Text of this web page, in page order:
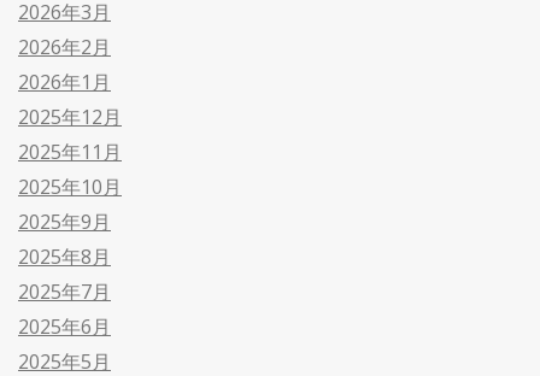
2026年3月
2026年2月
2026年1月
2025年12月
2025年11月
2025年10月
2025年9月
2025年8月
2025年7月
2025年6月
2025年5月